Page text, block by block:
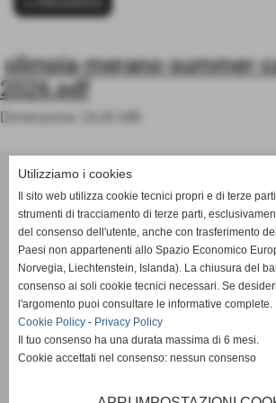
olimpia-merano-summer-
2026.pdf
Dimensione: 24,45 MB
ASD OLIMPIA MERANO
Via Postgranz, 1-
Tel. +39 3802691640
Privacy Policy-Cookie
totale visite
1233976
Utilizziamo i cookies
Il sito web utilizza cookie tecnici propri e di terze
strumenti di tracciamento di terze parti,
del consenso dell'utente, anche con trasferimento
Paesi non appartenenti allo Spazio Economico
Norvegia, Liechtenstein, Islanda). La chiusura del
consenso ai soli cookie tecnici necessari. Se
l'argomento puoi consultare le informative complete.
Cookie Policy - Privacy Policy
Il tuo consenso ha una durata massima di 6 mesi.
Cookie accettati nel consenso: nessun consenso